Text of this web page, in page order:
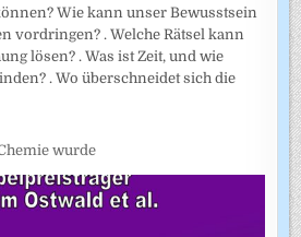
Wie kann unser Bewusstsein
vordringen? . Welche Rätsel kann
lösen? . Was ist Zeit, und wie
. Wo überschneidet sich die
wurde